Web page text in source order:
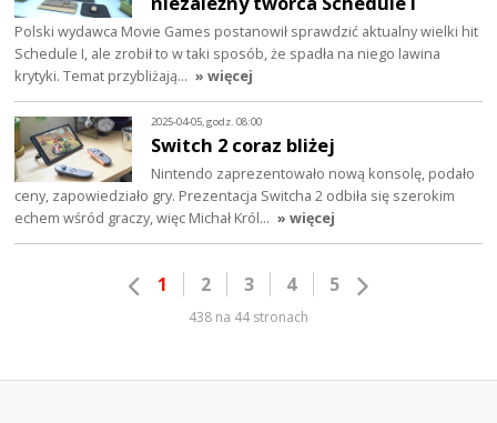
Polski wydawca Movie Games postanowił sprawdzić aktualny wielki hit
Schedule I, ale zrobił to w taki sposób, że spadła na niego lawina
krytyki. Temat przybliżają… » więcej
2025-04-05, godz. 08:00
Switch 2 coraz bliżej
Nintendo zaprezentowało nową konsolę, podało
ceny, zapowiedziało gry. Prezentacja Switcha 2 odbiła się szerokim
echem wśród graczy, więc Michał Król… » więcej
1 2 3 4 5
438 na 44 stronach